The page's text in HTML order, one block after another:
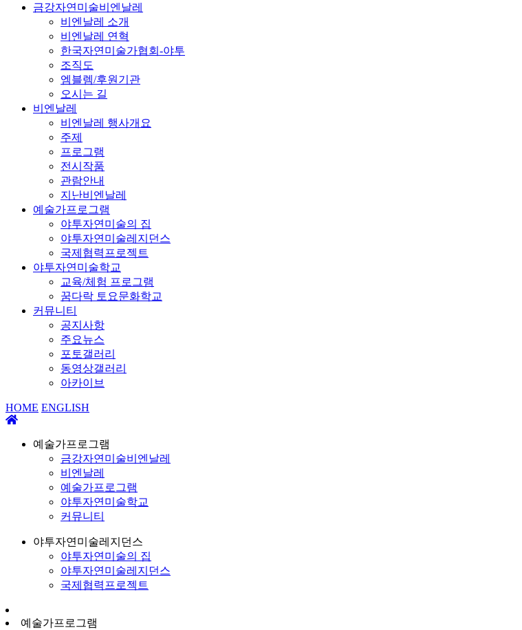
금강자연미술비엔날레
비엔날레 소개
비엔날레 연혁
한국자연미술가협회-야투
조직도
엠블렘/후원기관
오시는 길
비엔날레
비엔날레 행사개요
주제
프로그램
전시작품
관람안내
지난비엔날레
예술가프로그램
야투자연미술의 집
야투자연미술레지던스
국제협력프로젝트
야투자연미술학교
교육/체험 프로그램
꿈다락 토요문화학교
커뮤니티
공지사항
주요뉴스
포토갤러리
동영상갤러리
아카이브
HOME ENGLISH
예술가프로그램
금강자연미술비엔날레
비엔날레
예술가프로그램
야투자연미술학교
커뮤니티
야투자연미술레지던스
야투자연미술의 집
야투자연미술레지던스
국제협력프로젝트
예술가프로그램